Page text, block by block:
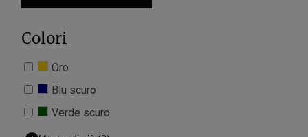
Colori
Oro
Blu scuro
Verde scuro